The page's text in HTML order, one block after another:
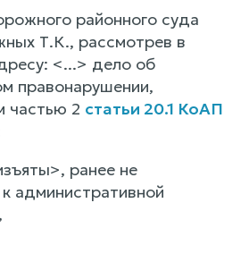
районного суда
Т.К., рассмотрев в
<...> дело об
правонарушении,
частью 2 статьи 20.1 КоАП
ранее не
административной